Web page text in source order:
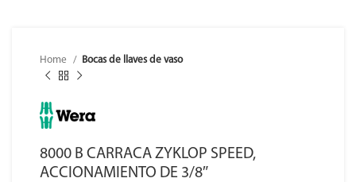
Home Bocas de llaves de vaso
8000 B CARRACA ZYKLOP SPEED,
ACCIONAMIENTO DE 3/8″